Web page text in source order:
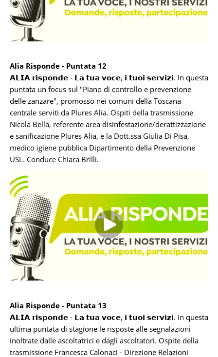
Alia Risponde - Puntata 12
𝗔𝗟𝗜𝗔 𝗿𝗶𝘀𝗽𝗼𝗻𝗱𝗲 - 𝗟𝗮 𝘁𝘂𝗮 𝘃𝗼𝗰𝗲, 𝗶 𝘁𝘂𝗼𝗶 𝘀𝗲𝗿𝘃𝗶𝘇𝗶. In questa
puntata un focus sul "Piano di controllo e prevenzione
delle zanzare", promosso nei comuni della Toscana
centrale serviti da Plures Alia. Ospiti della trasmissione
Nicola Bella, referente area disinfestazione/derattizzazione
e sanificazione Plures Alia, e la Dott.ssa Giulia Di Pisa,
medico igiene pubblica Dipartimento della Prevenzione
USL. Conduce Chiara Brilli.
Alia Risponde - Puntata 13
𝗔𝗟𝗜𝗔 𝗿𝗶𝘀𝗽𝗼𝗻𝗱𝗲 - 𝗟𝗮 𝘁𝘂𝗮 𝘃𝗼𝗰𝗲, 𝗶 𝘁𝘂𝗼𝗶 𝘀𝗲𝗿𝘃𝗶𝘇𝗶. In questa
ultima puntata di stagione le risposte alle segnalazioni
inoltrate dalle ascoltatrici e dagli ascoltatori. Ospite della
trasmissione Francesca Calonaci - Direzione Relazioni